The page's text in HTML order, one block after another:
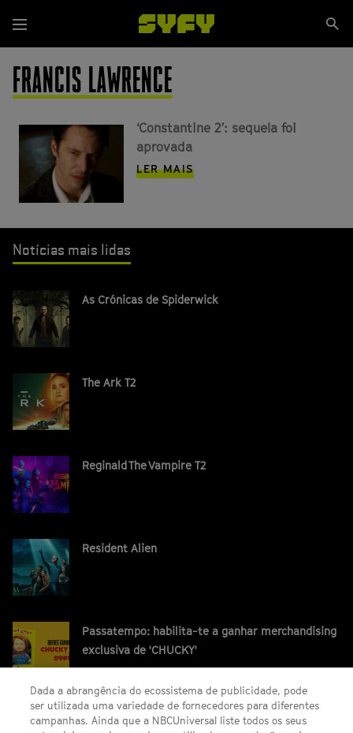
para
o
conteúdo
principal
Menu
FRANCIS LAWRENCE
‘Constantine 2’: sequela foi
aprovada
LER MAIS
Notícias mais lidas
As Crónicas de Spiderwick
The Ark T2
Reginald The Vampire T2
Resident Alien
Passatempo: habilita-te a ganhar merchandising
exclusiva de 'CHUCKY'
Dada a abrangência do ecossistema de publicidade, pode
ser utilizada uma variedade de fornecedores para diferentes
campanhas. Ainda que a NBCUniversal liste todos os seus